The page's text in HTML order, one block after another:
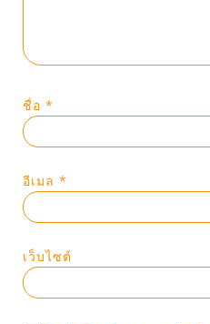
ชื่อ *
อีเมล *
เว็บไซต์